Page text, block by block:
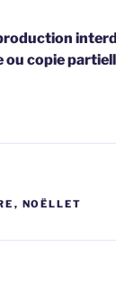
copie
, NOËLLET